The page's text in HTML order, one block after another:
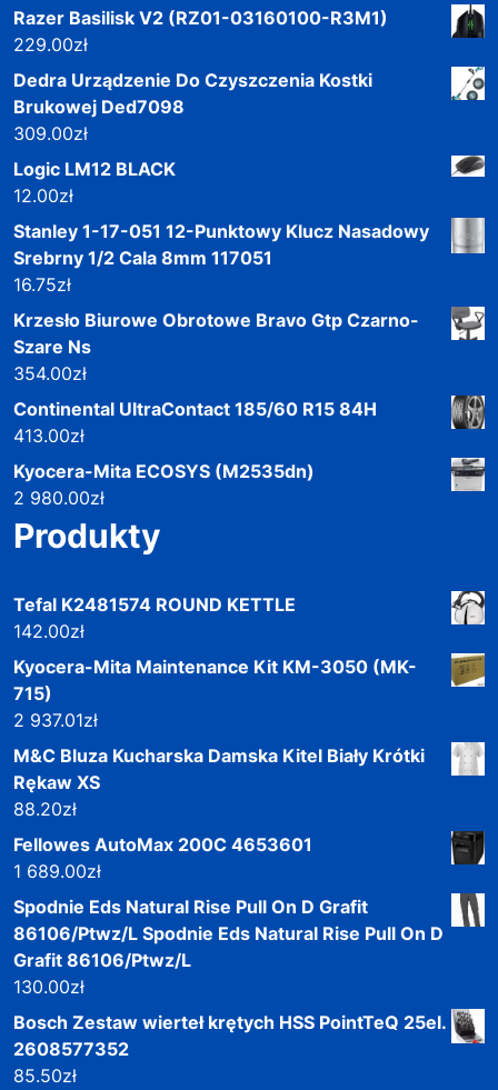
Razer Basilisk V2 (RZ01-03160100-R3M1)
229.00zł
Dedra Urządzenie Do Czyszczenia Kostki
Brukowej Ded7098
309.00zł
Logic LM12 BLACK
12.00zł
Stanley 1-17-051 12-Punktowy Klucz Nasadowy
Srebrny 1/2 Cala 8mm 117051
16.75zł
Krzesło Biurowe Obrotowe Bravo Gtp Czarno-
Szare Ns
354.00zł
Continental UltraContact 185/60 R15 84H
413.00zł
Kyocera-Mita ECOSYS (M2535dn)
2 980.00zł
Produkty
Tefal K2481574 ROUND KETTLE
142.00zł
Kyocera-Mita Maintenance Kit KM-3050 (MK-
715)
2 937.01zł
M&C Bluza Kucharska Damska Kitel Biały Krótki
Rękaw XS
88.20zł
Fellowes AutoMax 200C 4653601
1 689.00zł
Spodnie Eds Natural Rise Pull On D Grafit
86106/Ptwz/L Spodnie Eds Natural Rise Pull On D
Grafit 86106/Ptwz/L
130.00zł
Bosch Zestaw wierteł krętych HSS PointTeQ 25el.
2608577352
85.50zł